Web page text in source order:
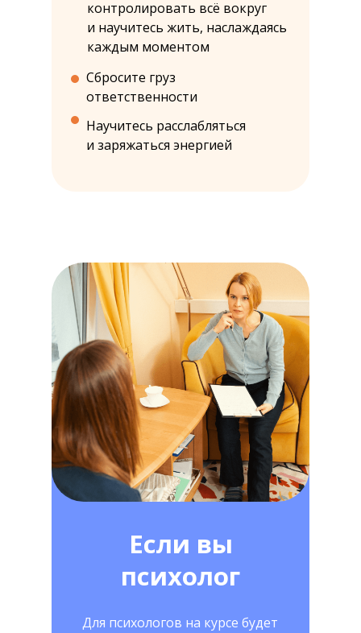
Научитесь расслабляться
и заряжаться энергией
контролировать всё вокруг
и научитесь жить, наслаждаясь
каждым моментом
Сбросите груз
ответственности
Если вы
психолог
Для психологов на курсе будет